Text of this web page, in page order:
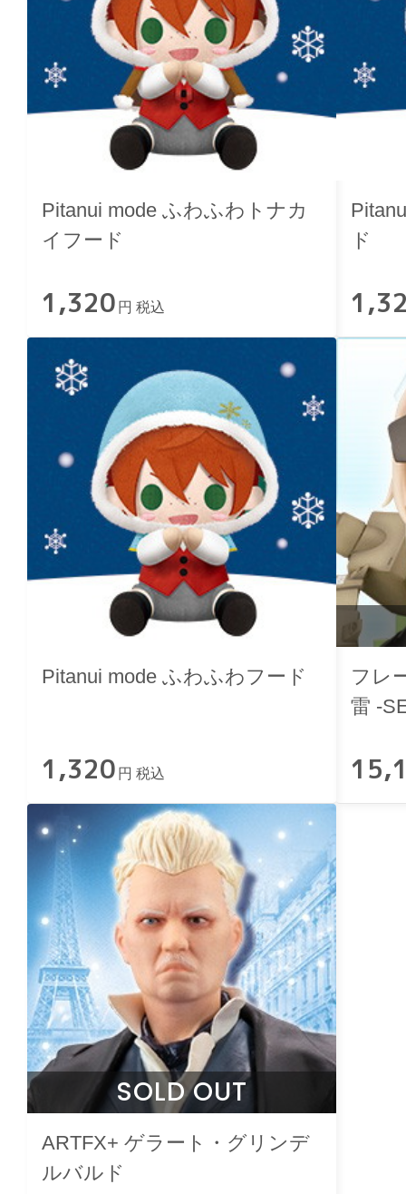
Pitanui mode ふわふわトナカ
イフード
1,320 円 税込
ド
Pitanui mode ふわふわフード
1,320 円 税込
フレ
雷 -
SOLD OUT
ARTFX+ ゲラート・グリンデ
ルバルド